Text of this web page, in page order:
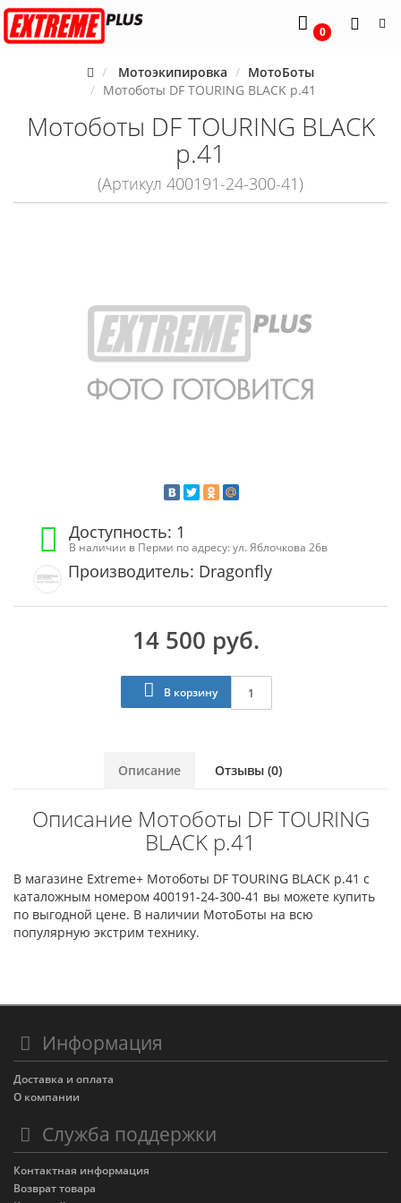
0
Мотоэкипировка
МотоБоты
Мотоботы DF TOURING BLACK р.41
Мотоботы DF TOURING BLACK
р.41
(Артикул 400191-24-300-41)
Доступность: 1
В наличии в Перми по адресу: ул. Яблочкова 26в
Производитель: Dragonfly
14 500 руб.
В корзину
Описание Отзывы (0)
Описание Мотоботы DF TOURING
BLACK р.41
В магазине Extreme+ Мотоботы DF TOURING BLACK р.41 с
каталожным номером 400191-24-300-41 вы можете купить
по выгодной цене. В наличии МотоБоты на всю
популярную экстрим технику.
Информация
Доставка и оплата
О компании
Служба поддержки
Контактная информация
Возврат товара